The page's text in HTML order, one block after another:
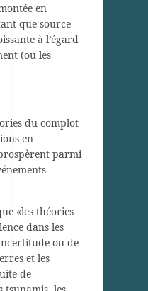
en
que source
à l’égard
(ou les
du complot
en
parmi
«les théories
dans les
ou de
et les
de